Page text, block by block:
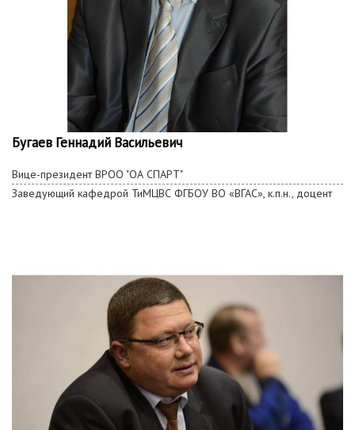
Бугаев Геннадий Васильевич
Вице-президент ВРОО "ОА СПАРТ"
Заведующий кафедрой ТиМЦВС ФГБОУ ВО «ВГАС», к.п.н., доцент